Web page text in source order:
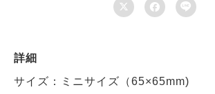
  
詳細
サイズ：ミニサイズ（65×65mm)